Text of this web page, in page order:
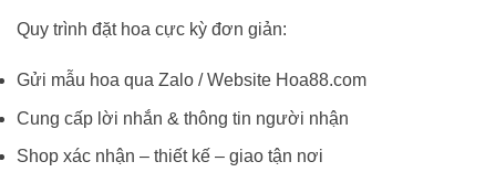
Quy trình đặt hoa cực kỳ đơn giản:
Gửi mẫu hoa qua Zalo / Website Hoa88.com
Cung cấp lời nhắn & thông tin người nhận
Shop xác nhận – thiết kế – giao tận nơi